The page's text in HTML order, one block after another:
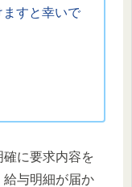
すと幸いで
に要求内容を
与明細が届か